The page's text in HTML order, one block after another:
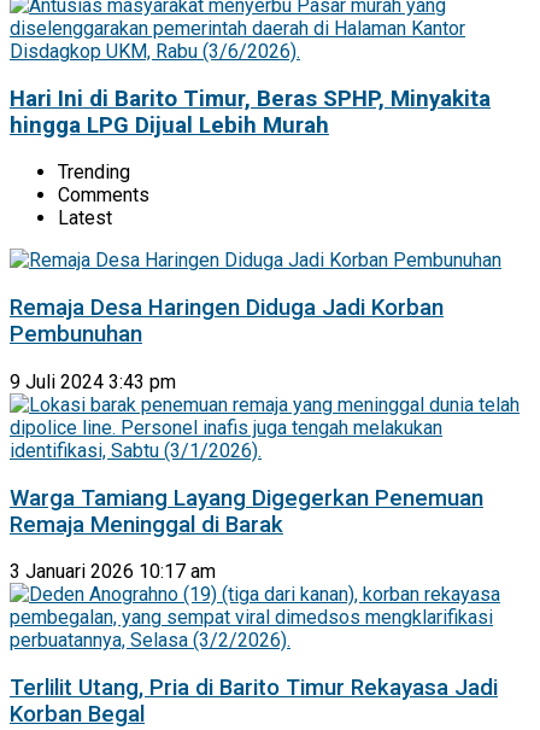
Hari Ini di Barito Timur, Beras SPHP, Minyakita
hingga LPG Dijual Lebih Murah
Trending
Comments
Latest
Remaja Desa Haringen Diduga Jadi Korban
Pembunuhan
9 Juli 2024 3:43 pm
Warga Tamiang Layang Digegerkan Penemuan
Remaja Meninggal di Barak
3 Januari 2026 10:17 am
Terlilit Utang, Pria di Barito Timur Rekayasa Jadi
Korban Begal